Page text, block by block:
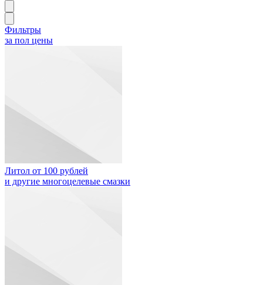
Фильтры
за пол цены
Литол от 100 рублей
и другие многоцелевые смазки